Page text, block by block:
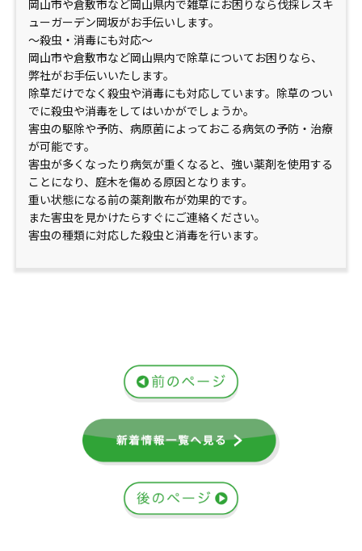
岡山市や倉敷市など岡山県内で雑草にお困りなら伐採レスキ
ューガーデン岡坂がお手伝いします。
～殺虫・消毒にも対応～
岡山市や倉敷市など岡山県内で除草についてお困りなら、
弊社がお手伝いいたします。
除草だけでなく殺虫や消毒にも対応しています。除草のつい
でに殺虫や消毒をしてはいかがでしょうか。
害虫の駆除や予防、病原菌によっておこる病気の予防・治療
が可能です。
害虫が多くなったり病気が重くなると、強い薬剤を使用する
ことになり、庭木を傷める原因となります。
重い状態になる前の薬剤散布が効果的です。
また害虫を見かけたらすぐにご連絡ください。
害虫の種類に対応した殺虫と消毒を行います。